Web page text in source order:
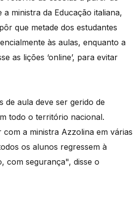
a ministra da Educação italiana,
que metade dos estudantes
às aulas, enquanto a
as lições ‘online’, para evitar
de aula deve ser gerido de
todo o território nacional.
com a ministra Azzolina em várias
os alunos regressem à
com segurança", disse o